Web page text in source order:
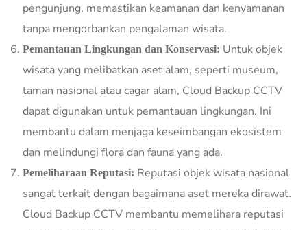
pengunjung, memastikan keamanan dan kenyamanan
tanpa mengorbankan pengalaman wisata.
Pemantauan Lingkungan dan Konservasi: Untuk objek
wisata yang melibatkan aset alam, seperti museum,
taman nasional atau cagar alam, Cloud Backup CCTV
dapat digunakan untuk pemantauan lingkungan. Ini
membantu dalam menjaga keseimbangan ekosistem
dan melindungi flora dan fauna yang ada.
Pemeliharaan Reputasi: Reputasi objek wisata nasional
sangat terkait dengan bagaimana aset mereka dirawat.
Cloud Backup CCTV membantu memelihara reputasi